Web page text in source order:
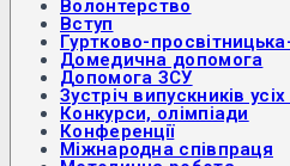
Волонтерство
Вступ
Гуртково-
Домедична допомога
Допомога ЗСУ
Зустріч випускників
Конкурси, олімпіади
Конференції
Міжнародна співпраця